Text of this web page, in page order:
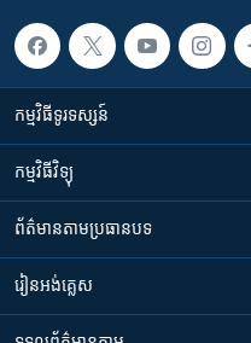
កម្មវិធី​ទូរទស្សន៍
កម្មវិធី​វិទ្យុ
ព័ត៌មាន​តាមប្រធានបទ​
រៀន​​អង់គ្លេស